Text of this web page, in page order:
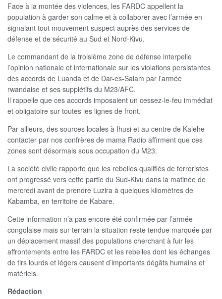
Face à la montée des violences, les FARDC appellent la
population à garder son calme et à collaborer avec l’armée en
signalant tout mouvement suspect auprès des services de
défense et de sécurité au Sud et Nord-Kivu.
Le commandant de la troisième zone de défense interpelle
l’opinion nationale et internationale sur les violations persistantes
des accords de Luanda et de Dar-es-Salam par l’armée
rwandaise et ses supplétifs du M23/AFC.
Il rappelle que ces accords imposaient un cessez-le-feu immédiat
et obligatoire sur toutes les lignes de front.
Par ailleurs, des sources locales à Ihusi et au centre de Kalehe
contacter par nos confrères de mama Radio affirment que ces
zones sont désormais sous occupation du M23.
La société civile rapporte que les rebelles qualifiés de terroristes
ont progressé vers cette partie du Sud-Kivu dans la matinée de
mercredi avant de prendre Luzira à quelques kilomètres de
Kabamba, en territoire de Kabare.
Cette information n’a pas encore été confirmée par l’armée
congolaise mais sur terrain la situation reste tendue marquée par
un déplacement massif des populations cherchant à fuir les
affrontements entre les FARDC et les rebelles dont les échanges
de tirs lourds et légers causent d’importants dégâts humains et
matériels.
Rédaction